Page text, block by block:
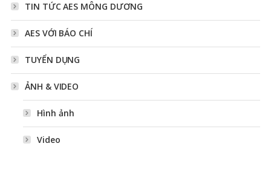
TIN TỨC AES MÔNG DƯƠNG
AES VỚI BÁO CHÍ
TUYỂN DỤNG
ẢNH & VIDEO
Hình ảnh
Video